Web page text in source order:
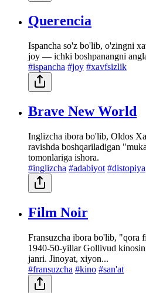
Querencia
Ispancha so'z bo'lib, o'zingni
joy — ichki boshpanangni
#ispancha #joy #xavfsizlik
Brave New World
Inglizcha ibora bo'lib, Oldos
ravishda boshqariladigan
tomonlariga ishora.
#inglizcha #adabiyot #distopiya
Film Noir
Fransuzcha ibora bo'lib, "qora
1940-50-yillar Gollivud
janri. Jinoyat, xiyon...
#fransuzcha #kino #san'at